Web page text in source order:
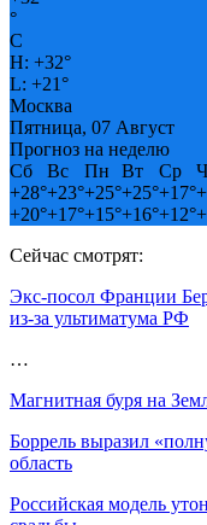
°
C
H: +32°
L: +21°
Москва
Пятница, 07 Август
Прогноз на неделю
Сб
Вс Пн Вт Ср
+28°+23°+25°+25°+17°+
+20°+17°+15°+16°+12°+
Сейчас смотрят:
Экс-посол Франции
из-за ультиматума РФ
…
Магнитная буря на
Боррель выразил
область
Российская модель